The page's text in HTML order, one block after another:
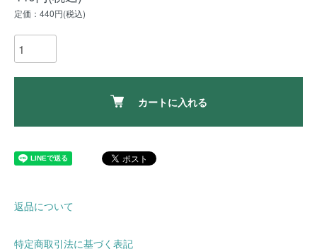
定価：440円(税込)
カートに入れる
返品について
特定商取引法に基づく表記